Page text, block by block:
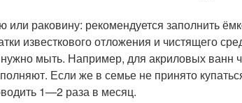
или раковину: рекомендуется заполнить
известкового отложения и чистящего
мыть. Например, для акриловых ванн
Если же в семье не принято
1—2 раза в месяц.